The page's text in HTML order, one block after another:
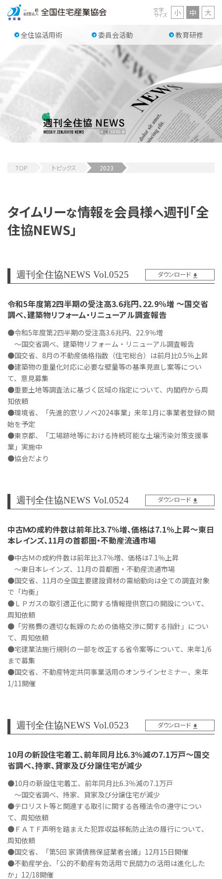
全住協活用術 委員会活動 教育研修
文字
サイズ 小 中 大
TOP トピックス 2023
タイムリーな情報を会員様へ週刊「全
住協NEWS」
週刊全住協NEWS Vol.0525 ダウンロード
令和5年度第2四半期の受注高3.6兆円、22.9％増 ～国交省
調べ、建築物リフォーム・リニューアル調査報告
●令和5年度第2四半期の受注高3.6兆円、22.9％増
～国交省調べ、建築物リフォーム・リニューアル調査報告
●国交省、8月の不動産価格指数（住宅総合）は前月比0.5％上昇
●建築物の重量化対応に必要な壁量等の基準見直し案等につい
て、意見募集
●重要土地等調査法に基づく区域の指定について、内閣府から周
知依頼
●環境省、「先進的窓リノベ2024事業」来年1月に事業者登録の開
始を予定
●東京都、「工場跡地等における持続可能な土壌汚染対策支援事
業」実施中
●協会だより
週刊全住協NEWS Vol.0524 ダウンロード
中古Ｍの成約件数は前年比3.7％増、価格は7.1％上昇～東日
本レインズ、11月の首都圏・不動産流通市場
●中古Ｍの成約件数は前年比3.7％増、価格は7.1％上昇
～東日本レインズ、11月の首都圏・不動産流通市場
●国交省、11月の全国主要建設資材の需給動向は全ての調査対象
で「均衡」
●ＬＰガスの取引適正化に関する情報提供窓口の開設について、
周知依頼
●「労務費の適切な転嫁のための価格交渉に関する指針」につい
て、周知依頼
●宅建業法施行規則の一部を改正する省令案等について、来年1/6
まで募集
●国交省、不動産特定共同事業活用のオンラインセミナー、来年
1/11開催
週刊全住協NEWS Vol.0523 ダウンロード
10月の新設住宅着工、前年同月比6.3％減の7.1万戸～国交
省調べ、持家、貸家及び分譲住宅が減少
●10月の新設住宅着工、前年同月比6.3％減の7.1万戸
～国交省調べ、持家、貸家及び分譲住宅が減少
●テロリスト等と関連する取引に関する各種法令の遵守につい
て、周知依頼
●ＦＡＴＦ声明を踏まえた犯罪収益移転防止法の履行について、
周知依頼
●国交省、「第5回 家賃債務保証業者会議」12月15日開催
●不動産学会､「公的不動産有効活用で民間力の活用は進化した
か」12/18開催